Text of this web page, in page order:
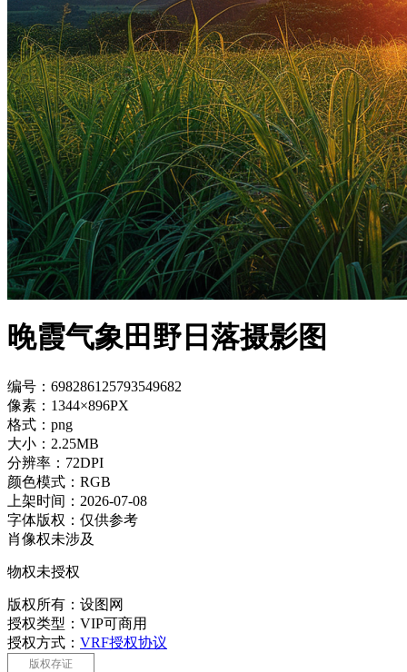
晚霞气象田野日落摄影图
编号：698286125793549682
像素：1344×896PX
格式：png
大小：2.25MB
分辨率：72DPI
颜色模式：RGB
上架时间：2026-07-08
字体版权：仅供参考
肖像权未涉及
物权未授权
版权所有：设图网
授权类型：VIP可商用
授权方式： VRF授权协议
版权存证